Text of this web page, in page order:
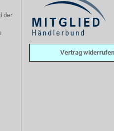
der
Vertrag widerrufen